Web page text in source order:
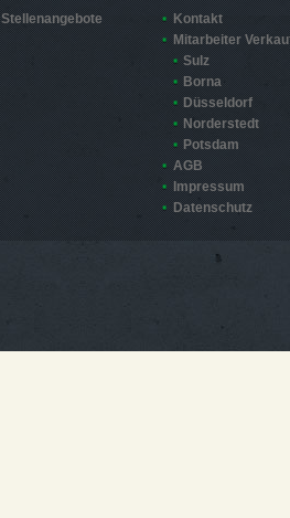
Stellenangebote
Kontakt
Mitarbeiter
Sulz
Borna
Düsseldorf
Norderstedt
Potsdam
AGB
Impressum
Datenschutz